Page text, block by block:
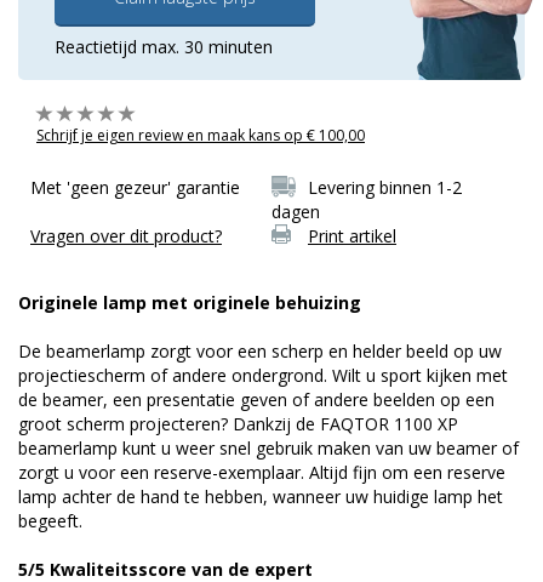
Reactietijd max. 30 minuten
Schrijf je eigen review en maak kans op € 100,00
Met 'geen gezeur' garantie
Levering binnen 1-2
dagen
Vragen over dit product?
Print artikel
Originele lamp met originele behuizing
De beamerlamp zorgt voor een scherp en helder beeld op uw
projectiescherm of andere ondergrond. Wilt u sport kijken met
de beamer, een presentatie geven of andere beelden op een
groot scherm projecteren? Dankzij de FAQTOR 1100 XP
beamerlamp kunt u weer snel gebruik maken van uw beamer of
zorgt u voor een reserve-exemplaar. Altijd fijn om een reserve
lamp achter de hand te hebben, wanneer uw huidige lamp het
begeeft.
5/5 Kwaliteitsscore van de expert